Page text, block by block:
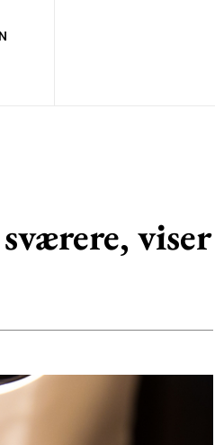
viser